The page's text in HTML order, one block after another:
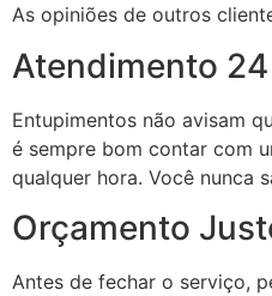
As opiniões de outros
Atendimento
Entupimentos não avisam
é sempre bom contar com
qualquer hora. Você nunca
Orçamento
Antes de fechar o serviço,